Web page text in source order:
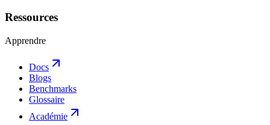
Ressources
Apprendre
Docs
Blogs
Benchmarks
Glossaire
Académie